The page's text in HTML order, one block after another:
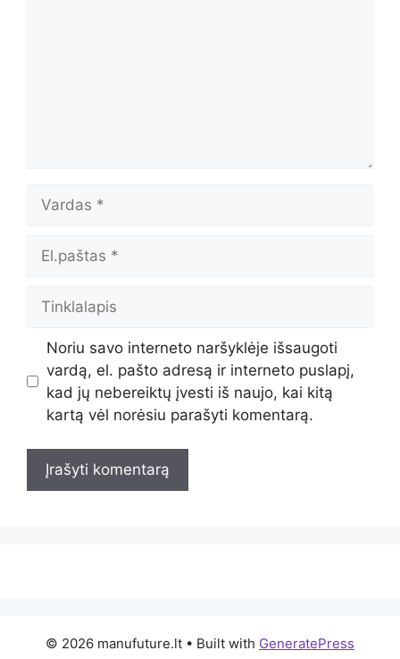
Noriu savo interneto naršyklėje išsaugoti
vardą, el. pašto adresą ir interneto puslapį,
kad jų nebereiktų įvesti iš naujo, kai kitą
kartą vėl norėsiu parašyti komentarą.
© 2026 manufuture.lt • Built with GeneratePress